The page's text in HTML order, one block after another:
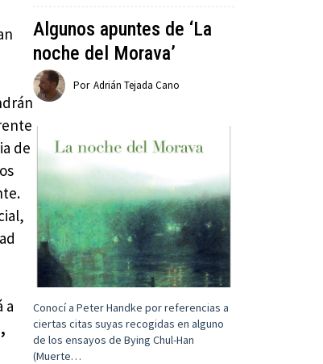
de
a
Algunos apuntes de ‘La
noche del Morava’
Por Adrián Tejada Cano
Conocí a Peter Handke por referencias a
ciertas citas suyas recogidas en alguno
de los ensayos de Bying Chul-Han
(Muerte…